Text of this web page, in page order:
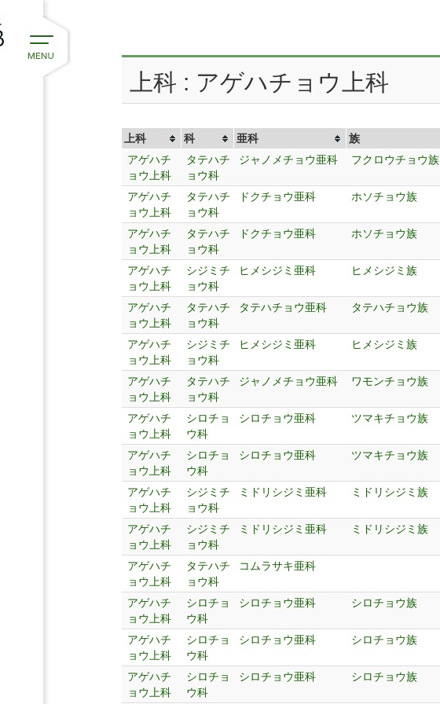
上科 : アゲハチョウ上科
上科 科 亜科 族
アゲハチ
ョウ上科
タテハチ
ョウ科
ジャノメチョウ亜科 フクロウチョウ族
アゲハチ
ョウ上科
タテハチ
ョウ科
ドクチョウ亜科 ホソチョウ族
アゲハチ
ョウ上科
タテハチ
ョウ科
ドクチョウ亜科 ホソチョウ族
アゲハチ
ョウ上科
シジミチ
ョウ科
ヒメシジミ亜科 ヒメシジミ族
アゲハチ
ョウ上科
タテハチ
ョウ科
タテハチョウ亜科 タテハチョウ族
アゲハチ
ョウ上科
シジミチ
ョウ科
ヒメシジミ亜科 ヒメシジミ族
アゲハチ
ョウ上科
タテハチ
ョウ科
ジャノメチョウ亜科 ワモンチョウ族
アゲハチ
ョウ上科
シロチョ
ウ科
シロチョウ亜科 ツマキチョウ族
アゲハチ
ョウ上科
シロチョ
ウ科
シロチョウ亜科 ツマキチョウ族
アゲハチ
ョウ上科
シジミチ
ョウ科
ミドリシジミ亜科 ミドリシジミ族
アゲハチ
ョウ上科
シジミチ
ョウ科
ミドリシジミ亜科 ミドリシジミ族
アゲハチ
ョウ上科
タテハチ
ョウ科
コムラサキ亜科
アゲハチ
ョウ上科
シロチョ
ウ科
シロチョウ亜科 シロチョウ族
アゲハチ
ョウ上科
シロチョ
ウ科
シロチョウ亜科 シロチョウ族
アゲハチ
ョウ上科
シロチョ
ウ科
シロチョウ亜科 シロチョウ族